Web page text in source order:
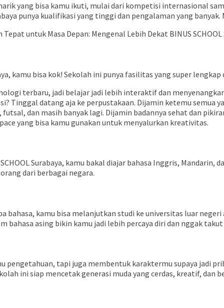
yang bisa kamu ikuti, mulai dari kompetisi internasional
punya kualifikasi yang tinggi dan pengalaman yang
kamu bisa kok! Sekolah ini punya fasilitas yang super
terbaru, jadi belajar jadi lebih interaktif dan
Tinggal datang aja ke perpustakaan. Dijamin ketemu semua
dan masih banyak lagi. Dijamin badannya sehat dan
yang bisa kamu gunakan untuk menyalurkan kreativitas.
Surabaya, kamu bakal diajar bahasa Inggris, Mandarin,
dari berbagai negara.
bahasa, kamu bisa melanjutkan studi ke universitas luar
bahasa asing bikin kamu jadi lebih percaya diri dan nggak
pengetahuan, tapi juga membentuk karaktermu supaya jadi
ini siap mencetak generasi muda yang cerdas, kreatif, dan